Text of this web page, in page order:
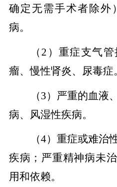
确定无需手术者除外
病。
（ 2）重症支气
瘤、慢性肾炎、尿毒症
（3）严重的血液
病、风湿性疾病。
（4）重症或难治
疾病；严重精神病未
用和依赖。